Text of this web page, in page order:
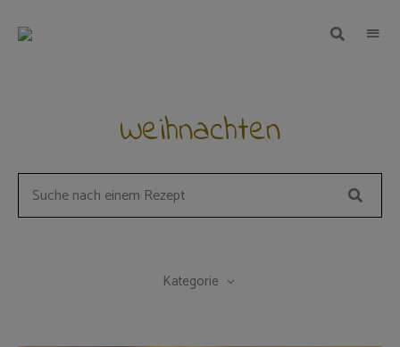
TEIGWUNDER
Backen
Weihnachten
a
Kategorie